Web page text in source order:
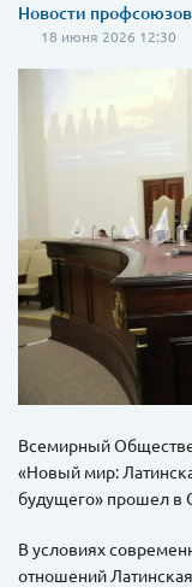
Новости
18 июня 2026 12:30
Всемирный
«Новый мир:
будущего» прошел в
В условиях
отношений